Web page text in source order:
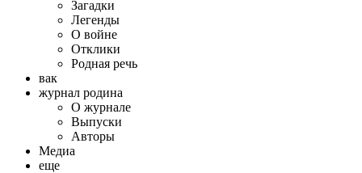
Загадки
Легенды
О войне
Отклики
Родная речь
вак
журнал родина
О журнале
Выпуски
Авторы
Mедиа
еще